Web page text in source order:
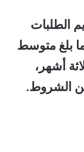
الطلبات
بلغ متوسط
أشهر،
من الشروط.